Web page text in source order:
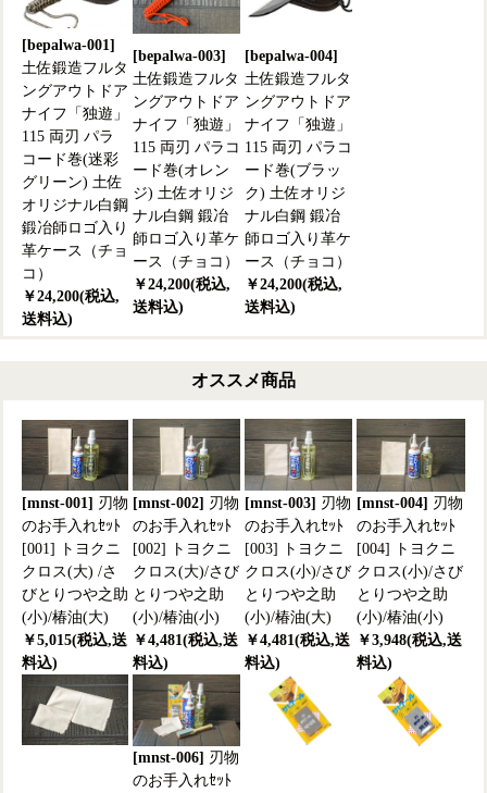
[bepalwa-001]
土佐鍛造フルタ
ングアウトドア
ナイフ「独遊」
115 両刃 パラ
コード巻(迷彩
グリーン) 土佐
オリジナル白鋼
鍛冶師ロゴ入り
革ケース（チョ
コ）
￥24,200(税込,
送料込)
[bepalwa-003]
土佐鍛造フルタ
ングアウトドア
ナイフ「独遊」
115 両刃 パラコ
ード巻(オレン
ジ) 土佐オリジ
ナル白鋼 鍛冶
師ロゴ入り革ケ
ース（チョコ）
￥24,200(税込,
送料込)
[bepalwa-004]
土佐鍛造フルタ
ングアウトドア
ナイフ「独遊」
115 両刃 パラコ
ード巻(ブラッ
ク) 土佐オリジ
ナル白鋼 鍛冶
師ロゴ入り革ケ
ース（チョコ）
￥24,200(税込,
送料込)
オススメ商品
[mnst-001] 刃物
のお手入れｾｯﾄ
[001] トヨクニ
クロス(大) /さ
びとりつや之助
(小)/椿油(大)
￥5,015(税込,送
料込)
[mnst-002] 刃物
のお手入れｾｯﾄ
[002] トヨクニ
クロス(大)/さび
とりつや之助
(小)/椿油(小)
￥4,481(税込,送
料込)
[mnst-003] 刃物
のお手入れｾｯﾄ
[003] トヨクニ
クロス(小)/さび
とりつや之助
(小)/椿油(大)
￥4,481(税込,送
料込)
[mnst-004] 刃物
のお手入れｾｯﾄ
[004] トヨクニ
クロス(小)/さび
とりつや之助
(小)/椿油(小)
￥3,948(税込,送
料込)
[mnst-006] 刃物
のお手入れｾｯﾄ